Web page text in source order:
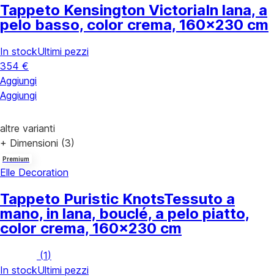
Tappeto Kensington VictoriaIn lana, a
pelo basso, color crema, 160x230 cm
In stockUltimi pezzi
354 €
Aggiungi
Aggiungi
altre varianti
+ Dimensioni (3)
Premium
Elle Decoration
Tappeto Puristic KnotsTessuto a
mano, in lana, bouclé, a pelo piatto,
color crema, 160x230 cm
(1)
In stockUltimi pezzi